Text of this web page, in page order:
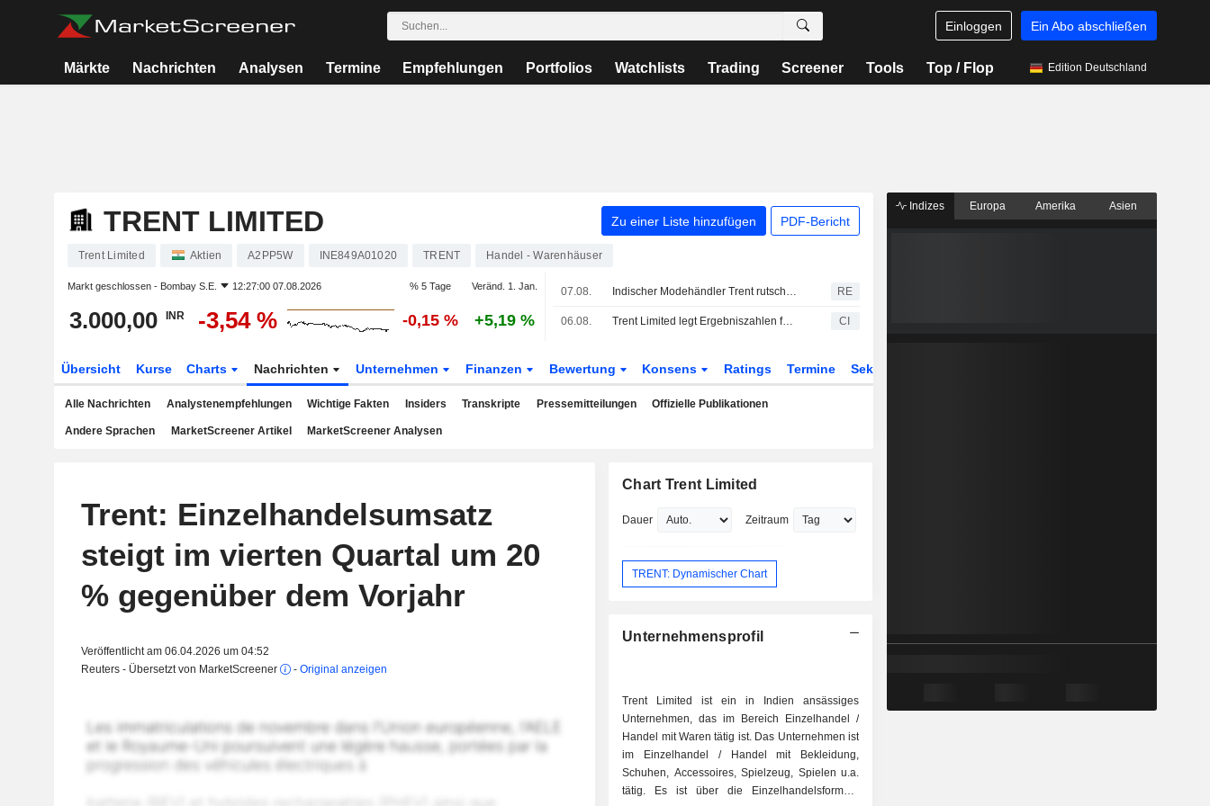
Einloggen Ein Abo abschließen
Märkte Nachrichten Analysen Termine Empfehlungen Portfolios Watchlists Trading Screener Tools Top / Flop Edition Deutschland
TRENT LIMITED Zu einer Liste hinzufügen PDF-Bericht
Trent Limited Aktien A2PP5W INE849A01020 TRENT Handel - Warenhäuser
Markt geschlossen - Bombay S.E. 12:27:00 07.08.2026 % 5 Tage Veränd. 1. Jan.
3.000,00 INR -3,54 % -0,15 % +5,19 %
07.08. Indischer Modehändler Trent rutscht ab - Anleger warten auf anziehendes Umsatzwachstum RE
06.08. Trent Limited legt Ergebniszahlen für das erste Quartal zum 30. Juni 2026 vor CI
Übersicht Kurse Charts Nachrichten Unternehmen Finanzen Bewertung Konsens Ratings Termine Sektor
Alle Nachrichten Analystenempfehlungen Wichtige Fakten Insiders Transkripte Pressemitteilungen Offizielle Publikationen
Andere Sprachen MarketScreener Artikel MarketScreener Analysen
Trent: Einzelhandelsumsatz
steigt im vierten Quartal um 20
% gegenüber dem Vorjahr
Veröffentlicht am 06.04.2026 um 04:52
Reuters - Übersetzt von MarketScreener
- Original anzeigen
Chart Trent Limited
Dauer Zeitraum
TRENT: Dynamischer Chart
Unternehmensprofil
Trent Limited ist ein in Indien ansässiges
Unternehmen, das im Bereich Einzelhandel /
Handel mit Waren tätig ist. Das Unternehmen ist
im Einzelhandel / Handel mit Bekleidung,
Schuhen, Accessoires, Spielzeug, Spielen u.a.
tätig. Es ist über die Einzelhandelsformate
Indizes Europa Amerika Asien